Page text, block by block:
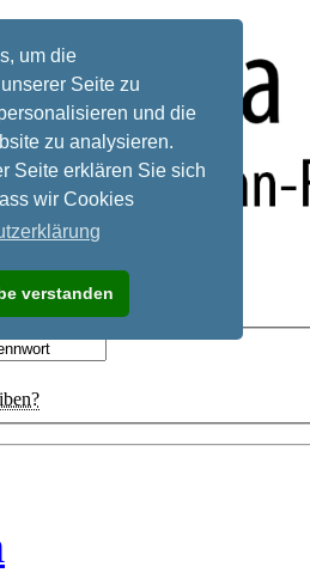
um die
Seite zu
und die
zu analysieren.
Seite erklären Sie sich
wir Cookies
verstanden